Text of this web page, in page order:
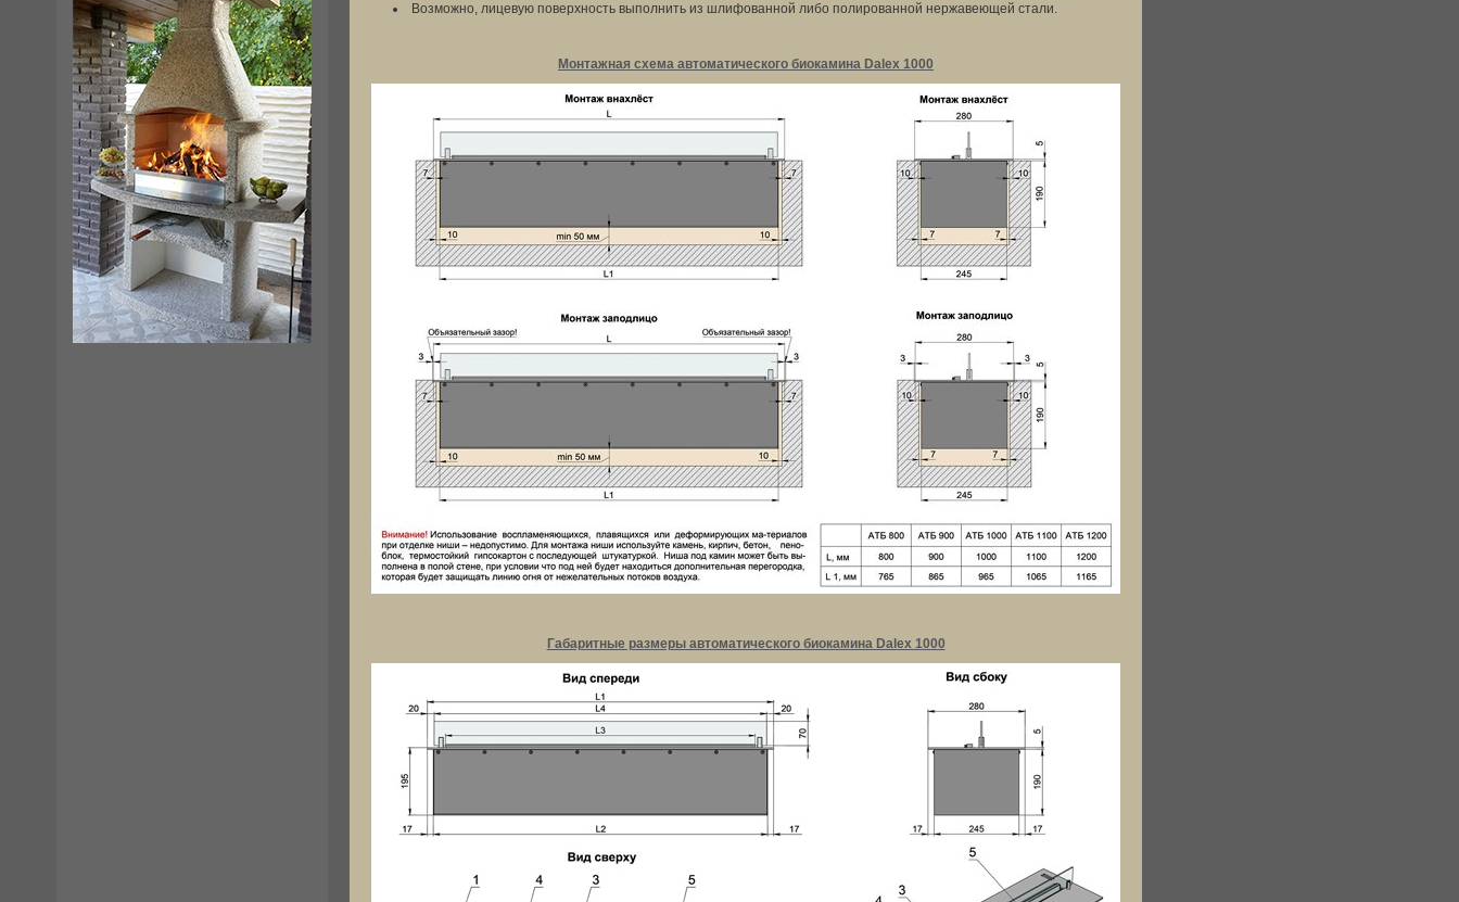
Возможно, лицевую поверхность выполнить из шлифованной либо полированной нержавеющей стали.
Монтажная схема автоматического биокамина Dalex 1000
Габаритные размеры автоматического биокамина Dalex 1000